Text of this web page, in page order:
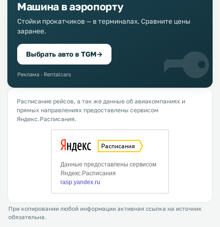
Машина в аэропорту
Стойки прокатчиков — в терминалах. Сравните цены
заранее.
Выбрать авто в TGM→
Реклама · Rentalcars
Расписание рейсов, а так же данные об авиакомпаниях и
прямых направлениях предоставлены сервисом
Яндекс.Расписания.
При копировании любой информации активная ссылка на источник
обязательна.